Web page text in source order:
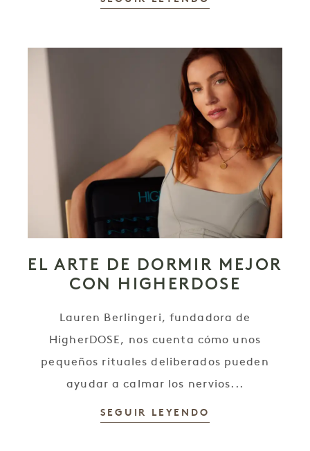
EL ARTE DE DORMIR MEJOR
CON HIGHERDOSE
Lauren Berlingeri, fundadora de
HigherDOSE, nos cuenta cómo unos
pequeños rituales deliberados pueden
ayudar a calmar los nervios...
SEGUIR LEYENDO